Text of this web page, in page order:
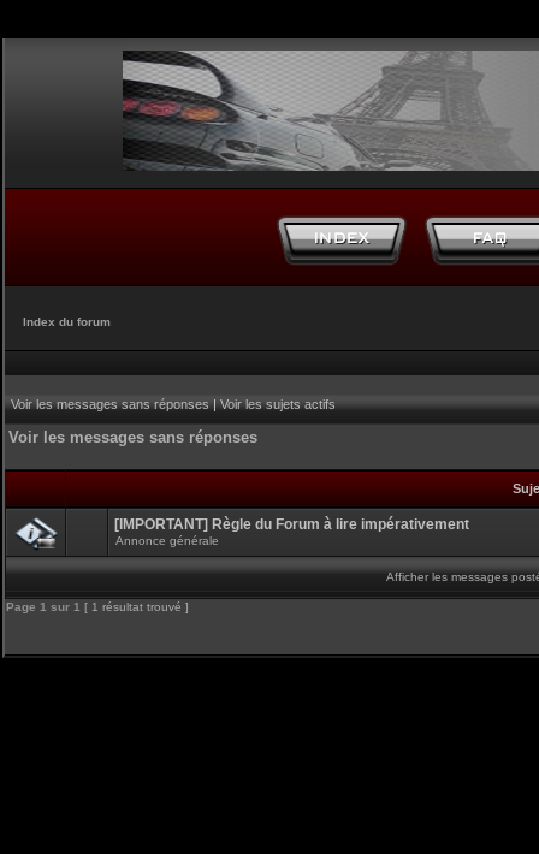
Index du forum
Voir les messages sans réponses|Voir les sujets actifs
Voir les messages sans réponses
[IMPORTANT] Règle du Forum à lire impérativement
Annonce générale
Afficher les messages
Page 1 sur 1 [ 1 résultat trouvé ]